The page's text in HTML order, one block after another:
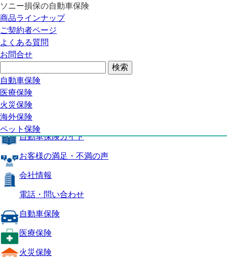
ソニー損保の自動車保険
商品ラインナップ
ご契約者ページ
よくある質問
お問合せ
自動車保険
医療保険
火災保険
海外保険
ペット保険
自動車保険トップ
商品の特長
補償内容
自動車保険ガイド
お客様の満足・不満の声
自動車保険トップ
商品の特長
補償内容
自動車保険ガイド
お客様の満足・不満の声
会社情報
電話・問い合わせ
自動車保険
医療保険
火災保険